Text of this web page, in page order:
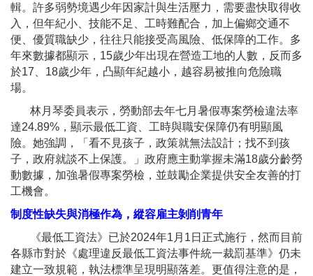
輯。許多弱勢境遇少年因家計與生活壓力，需要盡快取得收
入，但年紀小、技能不足、工時難配合，加上偏鄉交通不
便、優質職缺少，往往只能接受高風險、低保障的工作。多
年來數據都顯示，15歲少年出現在營造工地的人數，反而多
於17、18歲少年，凸顯年紀越小，越容易被推向危險職
場。
林月琴委員表示，勞動部去年七月暑假專案勞檢違法率
達24.89%，顯示最低工資、工時與職安保障仍有明顯風
險。她強調，「看不見孩子，政策就無法設計；找不到孩
子，政府就談不上保護。」政府應主動掌握未滿18歲分齡勞
動數據，加強暑假專案勞檢，並鼓勵企業提供安全友善的打
工機會。
制度性缺失與消極作為，縱容雇主剝削青年
《最低工資法》已於2024年1月1日正式施行，然而目前
各縣市對於《處理違反最低工資法事件統一裁罰基準》仍未
建立一致規範，執法標準呈現明顯落差。更值得注意的是，